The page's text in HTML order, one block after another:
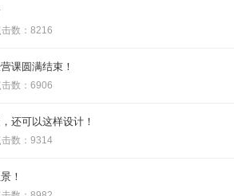
击数：8216
课圆满结束！
击数：6906
还可以这样设计！
击数：9314
！